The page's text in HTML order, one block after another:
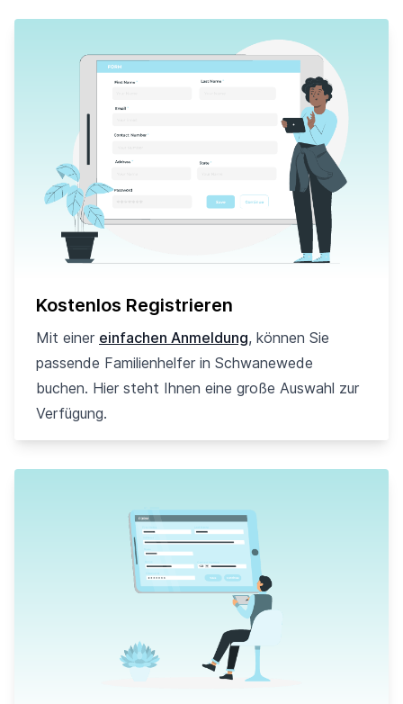
Kostenlos Registrieren
Mit einer einfachen Anmeldung, können Sie
passende Familienhelfer in Schwanewede
buchen. Hier steht Ihnen eine große Auswahl zur
Verfügung.